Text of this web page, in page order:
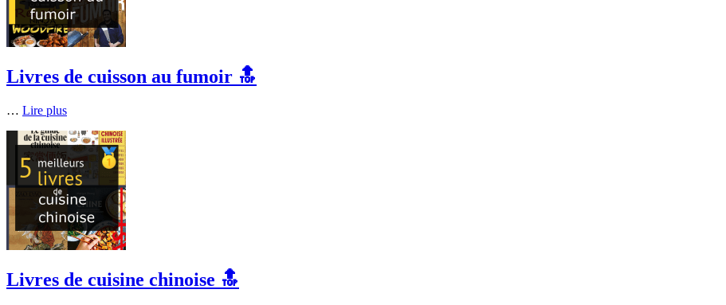
Livres de cuisson au fumoir 🔝
… Lire plus
Livres de cuisine chinoise 🔝